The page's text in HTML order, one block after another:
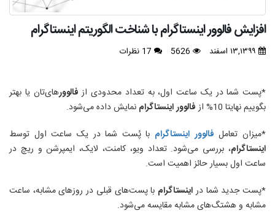
افزایش فالوور اینستاگرام با شناخت الگوریتم اینستاگرام
*پست شما در یک ساعت اول، به تعداد محدودی از فالوورهای‌تان یا بهتر
بگوییم نهایتا 10% از
فالووراینستاگرام نمایش داده می‌شود.
*میزان تعامل فالوور اینستاگرام با پُست شما در یک ساعت اول توسط
اینستاگرام، بررسی می‌شود. تعداد ویو، کامنت، لایک، ایمپرشن و ریچ در
ساعت اول بسیار حائز اهمیت است.
*پست جدید شما دراینستاگرام با پست‌های قبلی در روزهای مشابه، ساعت
مشابه و هشتگ‌های مشابه مقایسه می‌شود.